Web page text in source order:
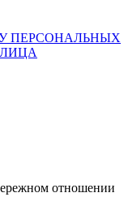
ПЕРСОНАЛЬНЫХ
отношении